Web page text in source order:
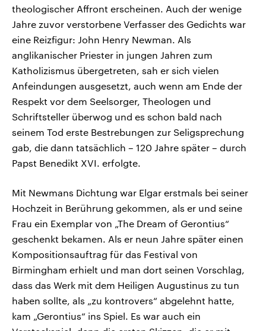
theologischer Affront erscheinen. Auch der wenige
Jahre zuvor verstorbene Verfasser des Gedichts war
eine Reizfigur: John Henry Newman. Als
anglikanischer Priester in jungen Jahren zum
Katholizismus übergetreten, sah er sich vielen
Anfeindungen ausgesetzt, auch wenn am Ende der
Respekt vor dem Seelsorger, Theologen und
Schriftsteller überwog und es schon bald nach
seinem Tod erste Bestrebungen zur Seligsprechung
gab, die dann tatsächlich – 120 Jahre später – durch
Papst Benedikt XVI. erfolgte.
Mit Newmans Dichtung war Elgar erstmals bei seiner
Hochzeit in Berührung gekommen, als er und seine
Frau ein Exemplar von „The Dream of Gerontius“
geschenkt bekamen. Als er neun Jahre später einen
Kompositionsauftrag für das Festival von
Birmingham erhielt und man dort seinen Vorschlag,
dass das Werk mit dem Heiligen Augustinus zu tun
haben sollte, als „zu kontrovers“ abgelehnt hatte,
kam „Gerontius“ ins Spiel. Es war auch ein